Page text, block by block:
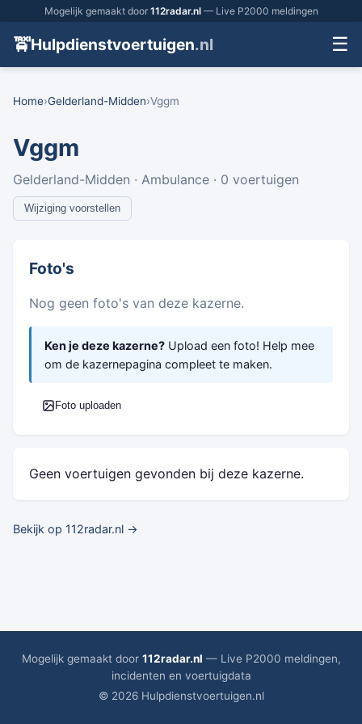
Mogelijk gemaakt door 112radar.nl— Live P2000 meldingen
🚖Hulpdienstvoertuigen.nl ☰
Home›Gelderland-Midden›Vggm
Vggm
Gelderland-Midden · Ambulance · 0 voertuigen
Wijziging voorstellen
Foto's
Nog geen foto's van deze kazerne.
Ken je deze kazerne? Upload een foto! Help mee
om de kazernepagina compleet te maken.
Foto uploaden
Geen voertuigen gevonden bij deze kazerne.
Bekijk op 112radar.nl →
Mogelijk gemaakt door 112radar.nl — Live P2000 meldingen,
incidenten en voertuigdata
© 2026 Hulpdienstvoertuigen.nl